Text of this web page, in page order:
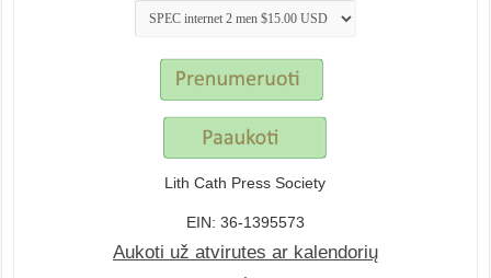
Lith Cath Press Society
EIN: 36-1395573
Aukoti už atvirutes ar kalendorių